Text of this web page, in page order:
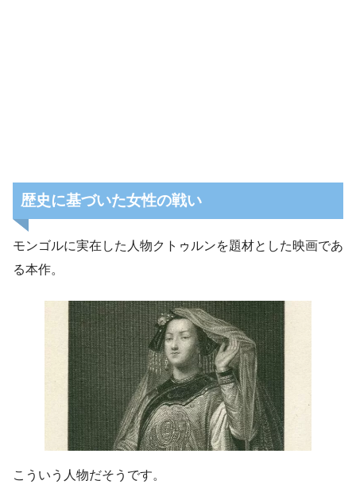
歴史に基づいた女性の戦い
モンゴルに実在した人物クトゥルンを題材とした映画であ
る本作。
こういう人物だそうです。